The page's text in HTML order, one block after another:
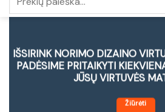
IŠSIRINK NORIMO DIZAINO
PADĖSIME PRITAIKYTI
JŪSŲ VIRTUVĖS
Žiūrėti